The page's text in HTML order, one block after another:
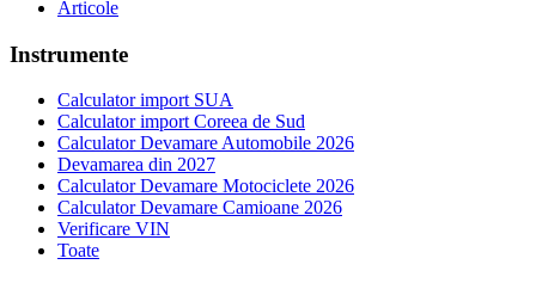
Articole
Instrumente
Calculator import SUA
Calculator import Coreea de Sud
Calculator Devamare Automobile 2026
Devamarea din 2027
Calculator Devamare Motociclete 2026
Calculator Devamare Camioane 2026
Verificare VIN
Toate